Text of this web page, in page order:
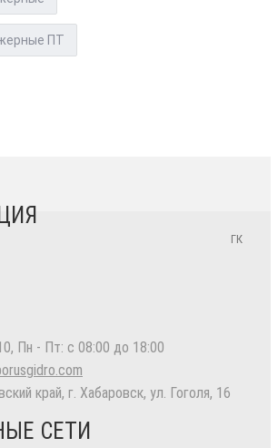
ПТ
, Пн - Пт: с 08:00 до 18:00
край, г. Хабаровск, ул. Гоголя, 16
СЕТИ
ГК